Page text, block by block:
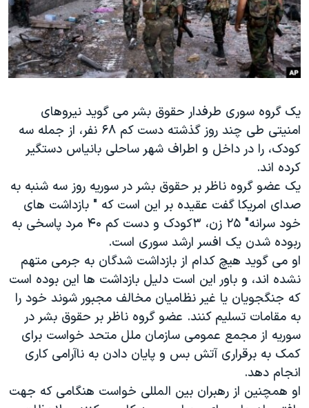
فرهنگ و زندگی
حقوق شهروندی
اقتصادی
اسرائیل در جنگ
گالری عکس
آرشیو پخش زنده
مستندها
انتخابات ریاست جمهوری آمریکا ۲۰۲۴
حمله جمهوری اسلامی به اسرائیل
ورزش زنان در ایران
اعتراضات زن، زندگی، آزادی
مجموعه مستندهای دادخواهی
تریبونال مردمی آبان ۹۸
دادگاه حمید نوری
چهل سال گروگان‌گیری
قانون شفافیت دارائی کادر رهبری ایران
اعتراضات مردمی آبان ۹۸
اسرائیل در جنگ
نرگس محمدی برنده جایزه نوبل صلح
همایش محافظه‌کاران آمریکا «سی‌پک»
صفحه‌های ویژه
دنبال کنید
زبانهای مختلف
یک گروه سوری طرفدار حقوق بشر می گوید نیروهای
امنیتی طی چند روز گذشته دست کم ۶۸ نفر، از جمله سه
کودک، را در داخل و اطراف شهر ساحلی بانیاس دستگیر
کرده اند.
یک عضو گروه ناظر بر حقوق بشر در سوریه روز سه شنبه به
صدای امریکا گفت عقیده بر این است که " بازداشت های
خود سرانه" ۲۵ زن، ۳کودک و دست کم ۴۰ مرد پاسخی به
ربوده شدن یک افسر ارشد سوری است.
او می گوید هیچ کدام از بازداشت شدگان به جرمی متهم
نشده اند، و باور این است دلیل بازداشت ها این بوده است
که جنگجویان یا غیر نظامیان مخالف مجبور شوند خود را
به مقامات تسلیم کنند. عضو گروه ناظر بر حقوق بشر در
سوریه از مجمع عمومی سازمان ملل متحد خواست برای
کمک به برقراری آتش بس و پایان دادن به ناآرامی کاری
انجام دهد.
او همچنین از رهبران بین المللی خواست هنگامی که جهت